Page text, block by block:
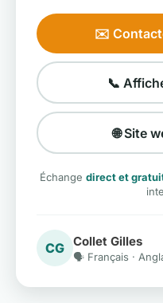
✉️
📞
🌐 Site
Échange direct et
CG Collet Gilles
🗣️ Français ·